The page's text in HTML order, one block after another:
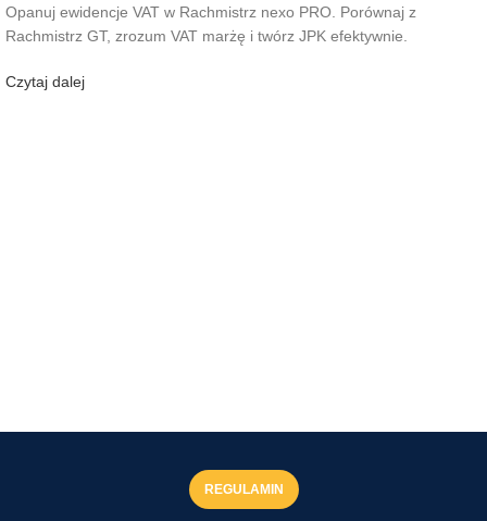
Opanuj ewidencje VAT w Rachmistrz nexo PRO. Porównaj z
Rachmistrz GT, zrozum VAT marżę i twórz JPK efektywnie.
Czytaj dalej
REGULAMIN